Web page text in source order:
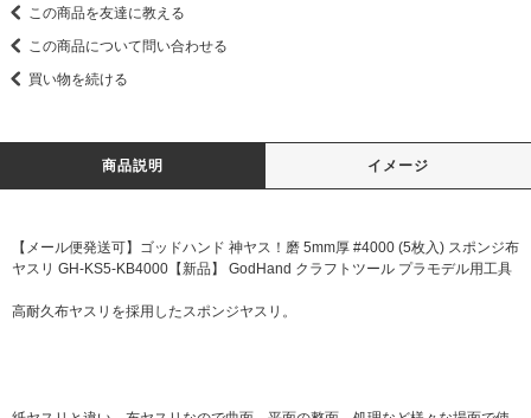
この商品を友達に教える
この商品について問い合わせる
買い物を続ける
商品説明 イメージ
【メール便発送可】ゴッドハンド 神ヤス！磨 5mm厚 #4000 (5枚入) スポンジ布
ヤスリ GH-KS5-KB4000【新品】 GodHand クラフトツール プラモデル用工具
高耐久布ヤスリを採用したスポンジヤスリ。